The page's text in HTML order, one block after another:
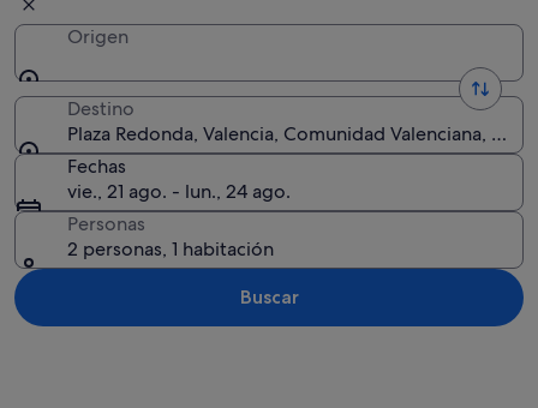
Origen
Destino
Plaza Redonda, Valencia, Comunidad Valenciana,
Fechas
vie., 21 ago. - lun., 24 ago.
Personas
2 personas, 1 habitación
Buscar